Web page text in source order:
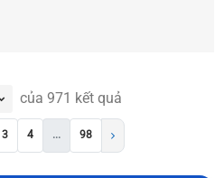
của 971 kết quả
3 4 ... 98